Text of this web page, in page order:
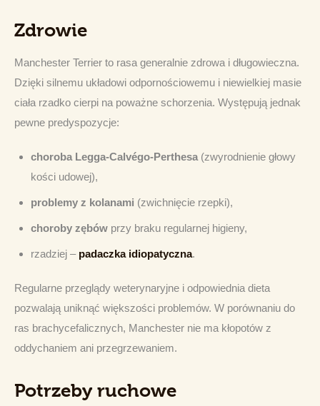
Zdrowie
Manchester Terrier to rasa generalnie zdrowa i długowieczna.
Dzięki silnemu układowi odpornościowemu i niewielkiej masie
ciała rzadko cierpi na poważne schorzenia. Występują jednak
pewne predyspozycje:
choroba Legga-Calvégo-Perthesa(zwyrodnienie głowy
kości udowej),
problemy z kolanami (zwichnięcie rzepki),
choroby zębówprzy braku regularnej higieny,
rzadziej – padaczka idiopatyczna.
Regularne przeglądy weterynaryjne i odpowiednia dieta
pozwalają uniknąć większości problemów. W porównaniu do
ras brachycefalicznych, Manchester nie ma kłopotów z
oddychaniem ani przegrzewaniem.
Potrzeby ruchowe